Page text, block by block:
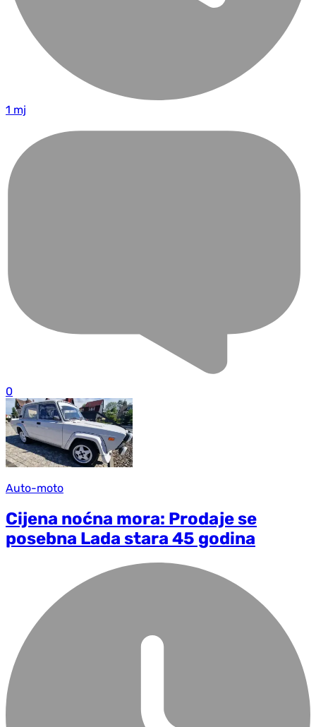
1 mj
0
Auto-moto
Cijena noćna mora: Prodaje se
posebna Lada stara 45 godina